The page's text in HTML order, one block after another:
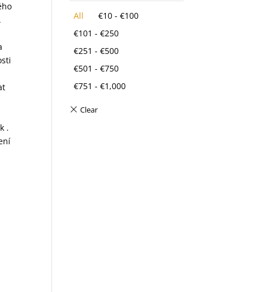
.
All €10 -€100
€101 -€250
€251 -€500
€501 -€750
€751 -€1,000